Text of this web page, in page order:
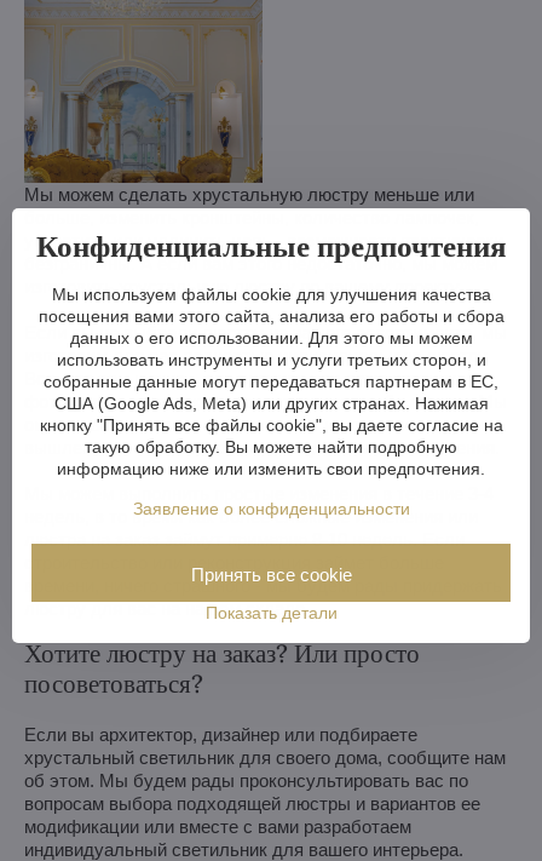
Мы можем сделать хрустальную люстру меньше или
укоротить или удлинить цепь - возможности практически
безграничны. А если вам этого недостаточно, мы можем
изготовить хрустальную люстру по вашему проекту.
Если вы не выбрали люстру из нашего ассортимента, мы
изготовим для вас полностью индивидуальную люстру.
Все, что вам нужно, - это рисунок или даже картинка/
фотография того, как вы представляете себе люстру. Мы
оценим возможности производства и в течение недели
вышлем вам эскизы, включая визуальные изображения.
недель, в то время как более сложные изменения или
люстра на заказ займут примерно 8-10 недель. Если
времени, ничего страшного - мы будем рады придержать
люстру для вас на нашем складе.
Хотите люстру на заказ? Или просто
посоветоваться?
Если вы архитектор, дизайнер или подбираете
хрустальный светильник для своего дома, сообщите нам
об этом. Мы будем рады проконсультировать вас по
вопросам выбора подходящей люстры и вариантов ее
модификации или вместе с вами разработаем
индивидуальный светильник для вашего интерьера.
Конфиденциальные предпочтения
Мы используем файлы cookie для улучшения качества
посещения вами этого сайта, анализа его работы и сбора
данных о его использовании. Для этого мы можем
использовать инструменты и услуги третьих сторон, и
собранные данные могут передаваться партнерам в ЕС,
США (Google Ads, Meta) или других странах. Нажимая
кнопку "Принять все файлы cookie", вы даете согласие на
такую обработку. Вы можете найти подробную
информацию ниже или изменить свои предпочтения.
Заявление о конфиденциальности
Показать детали
Принять все cookie